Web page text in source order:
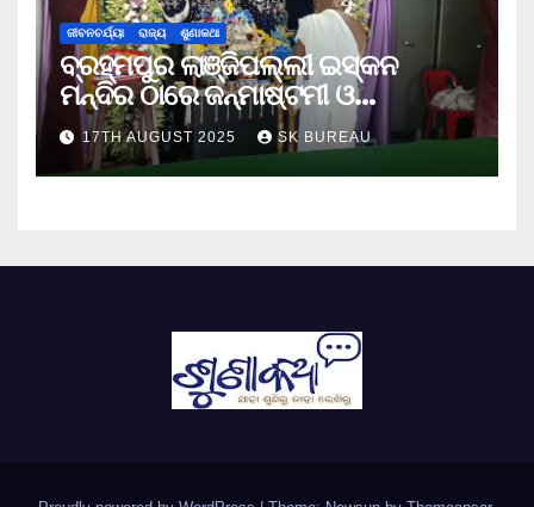
ଜୀବନଚର୍ଯ୍ୟା ରାଜ୍ୟ ଶୁଣାକଥା
ବ୍ରହ୍ମପୁର ଲାଞ୍ଜିପଲ୍ଲୀ ଇସ୍କନ
ମନ୍ଦିର ଠାରେ ଜନ୍ମାଷ୍ଟମୀ ଓ
ନନ୍ଦୋତ୍ସବ ପାଳିତ
17TH AUGUST 2025 SK BUREAU